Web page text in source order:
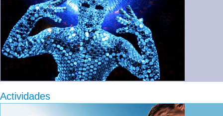
Actividades